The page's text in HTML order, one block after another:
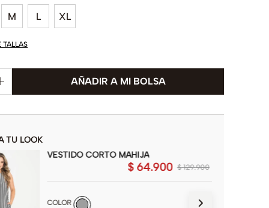
M L XL
TALLAS
TU LOOK
VESTIDO CORTO MAHIJA
$ 129.900
$ 64.900
COLOR